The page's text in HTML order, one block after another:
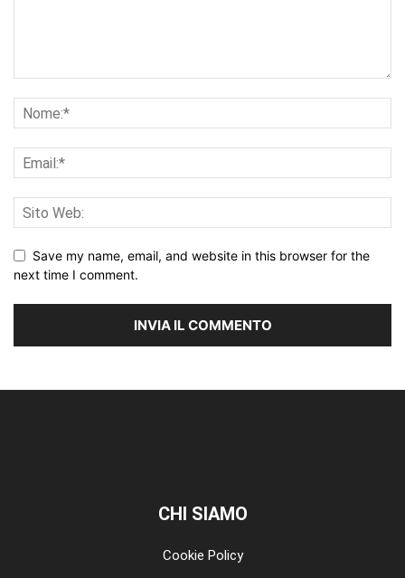
Save my name, email, and website in this browser for the
next time I comment.
CHI SIAMO
Cookie Policy